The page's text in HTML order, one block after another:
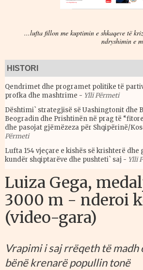
...lufta fillon me kuptimin e shkaqeve të
ndryshimin e
Qendrimet dhe programet politike të
profka dhe mashtrime - Ylli Përmeti
Dështimi` strategjisë së Uashingtonit dhe
Beogradin dhe Prishtinën në prag të
dhe pasojat gjëmëzeza për Shqipërinë/
Përmeti
Lufta 154 vjeçare e kishës së krishterë dhe
kundër shqiptarëve dhe pushteti` saj - Ylli
Luiza Gega,
3000 m - nderoi
(video-gara)
Vrapimi i saj rrëqeth të madh
bënë krenarë popullin tonë